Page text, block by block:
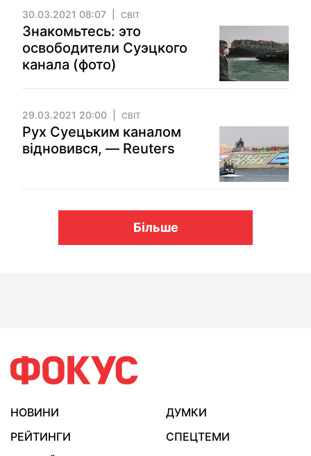
30.03.2021 08:07 СВІТ
Знакомьтесь: это
освободители Суэцкого
канала (фото)
29.03.2021 20:00 СВІТ
Рух Суецьким каналом
відновився, — Reuters
Більше
НОВИНИ
ДУМКИ
РЕЙТИНГИ
СПЕЦТЕМИ